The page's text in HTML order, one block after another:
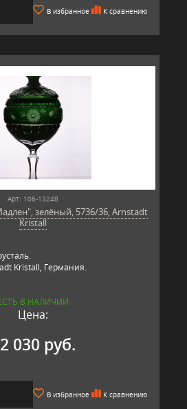
В избранное К сравнению
Арт: 106-13248
зелёный, 5736/36, Arnstadt
Kristall
Kristall, Германия.
В НАЛИЧИИ
Цена:
030 руб.
В избранное К сравнению